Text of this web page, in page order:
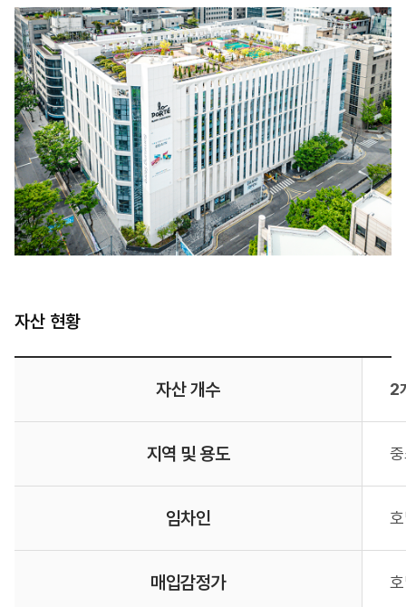
자산 현황
자산 개수 2
지역 및 용도
임차인
매입감정가